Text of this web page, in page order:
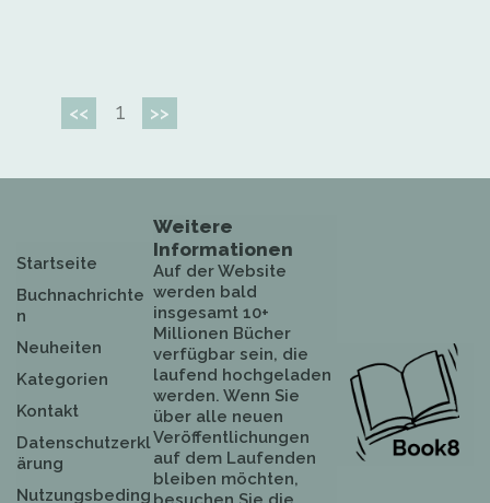
<< 1 >>
Startseite
Buchnachrichte
n
Neuheiten
Kategorien
Kontakt
Datenschutzerkl
ärung
Nutzungsbeding
Weitere
Informationen
Auf der Website
werden bald
insgesamt 10+
Millionen Bücher
verfügbar sein, die
laufend hochgeladen
werden. Wenn Sie
über alle neuen
Veröffentlichungen
auf dem Laufenden
bleiben möchten,